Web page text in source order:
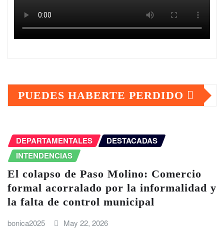
PUEDES HABERTE PERDIDO
DEPARTAMENTALES
DESTACADAS
INTENDENCIAS
El colapso de Paso Molino: Comercio
formal acorralado por la informalidad y
la falta de control municipal
bonica2025 May 22, 2026